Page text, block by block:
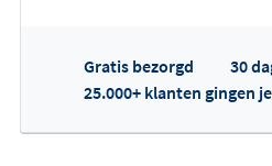
Offertes
Gratis bezorgd
30
25.000+ klanten gingen